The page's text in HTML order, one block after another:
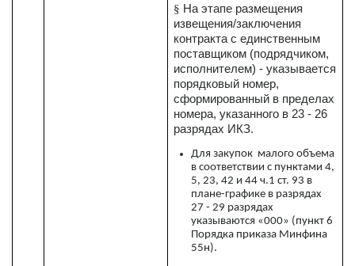
§ На этапе размещения
извещения/заключения
контракта с единственным
поставщиком (подрядчиком,
исполнителем) - указывается
порядковый номер,
сформированный в пределах
номера, указанного в 23 - 26
разрядах ИКЗ.
Для закупок малого объема
в соответствии с пунктами 4,
5, 23, 42 и 44 ч.1 ст. 93 в
плане-графике в разрядах
27 - 29 разрядах
указываются «000» (пункт 6
Порядка приказа Минфина
55н).